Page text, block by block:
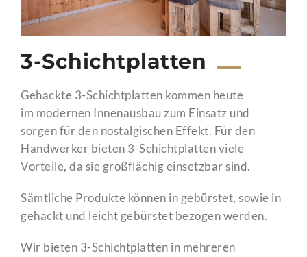
3-Schichtplatten
Gehackte 3-Schichtplatten kommen heute
im modernen Innenausbau zum Einsatz und
sorgen für den nostalgischen Effekt. Für den
Handwerker bieten 3-Schichtplatten viele
Vorteile, da sie großflächig einsetzbar sind.
Sämtliche Produkte können in gebürstet, sowie in
gehackt und leicht gebürstet bezogen werden.
Wir bieten 3-Schichtplatten in mehreren